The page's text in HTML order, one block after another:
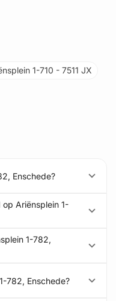
1-710 - 7511 JX
Enschede?
Ariënsplein 1-
1-782,
782, Enschede?